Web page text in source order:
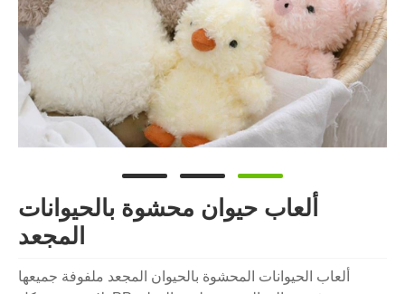
ألعاب حيوان محشوة بالحيوانات
المجعد
ألعاب الحيوانات المحشوة بالحيوان المجعد ملفوفة جميعها